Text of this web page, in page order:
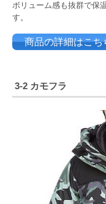
ボリューム感も抜群で保
す。
商品の詳細はこち
3-2 カモフラ